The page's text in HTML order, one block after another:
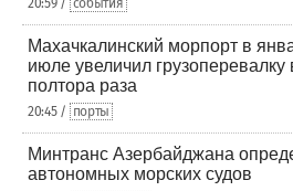
20:59 / события
Махачкалинский морпорт в
июле увеличил грузоперевалку
полтора раза
20:45 / порты
Минтранс Азербайджана
автономных морских судов